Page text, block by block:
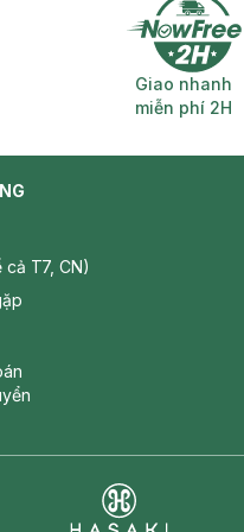
khi nhận hàng Giao
Giao nhanh
miễn phí 2H
T7, CN)